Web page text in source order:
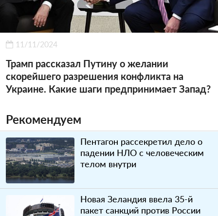
11/11/2024
Трамп рассказал Путину о желании
скорейшего разрешения конфликта на
Украине. Какие шаги предпринимает Запад?
Рекомендуем
Пентагон рассекретил дело о
падении НЛО с человеческим
телом внутри
Новая Зеландия ввела 35-й
пакет санкций против России